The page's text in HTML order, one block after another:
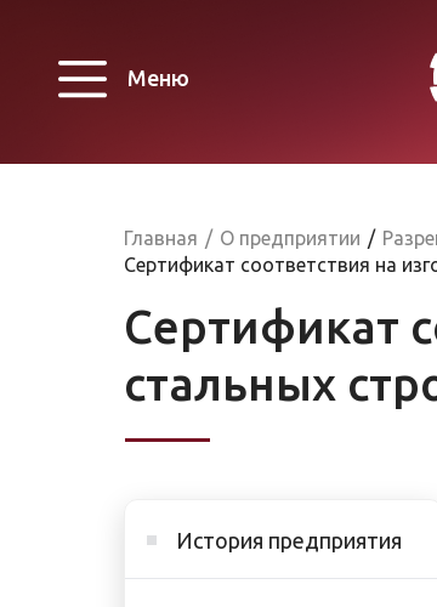
Меню
Главная / О предприятии /
Сертификат соответствия на
Сертификат
стальных
История предприятия